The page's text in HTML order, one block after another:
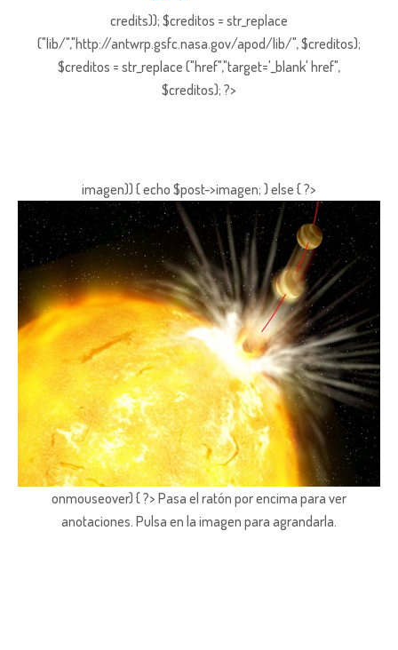
credits)); $creditos = str_replace
("lib/","http://antwrp.gsfc.nasa.gov/apod/lib/", $creditos);
$creditos = str_replace ("href","target='_blank' href",
$creditos); ?>
imagen)) { echo $post->imagen; } else { ?>
onmouseover) { ?> Pasa el ratón por encima para ver
anotaciones. Pulsa en la imagen para agrandarla.